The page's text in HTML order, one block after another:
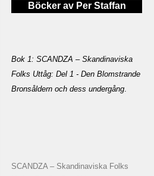
Böcker av Per Staffan
Bok 1: SCANDZA – Skandinaviska
Folks Uttåg: Del 1 - Den Blomstrande
Bronsåldern och dess undergång.
SCANDZA – Skandinaviska Folks